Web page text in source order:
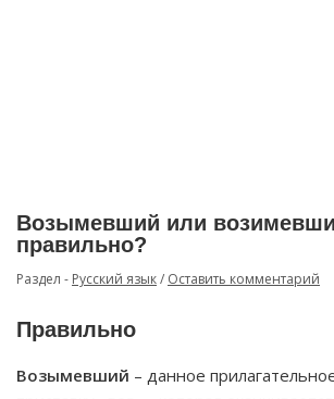
Возымевший или
правильно?
Раздел - Русский язык/ Оставить комментарий
Правильно
Возымевший – данное